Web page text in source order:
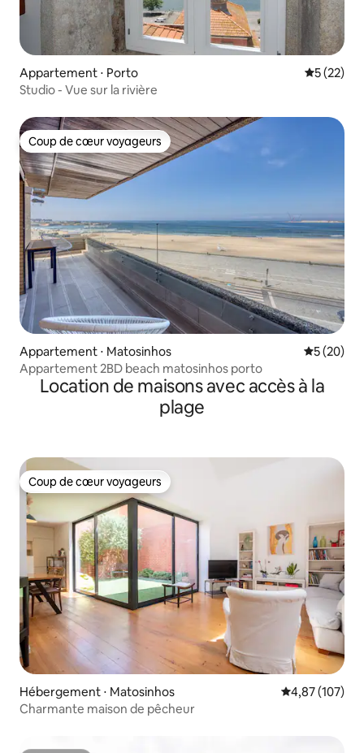
Appartement ⋅ Porto
5 (22)
Studio - Vue sur la rivière
Coup de cœur voyageurs
Coup de cœur voyageurs
Appartement ⋅ Matosinhos
5 (20)
Appartement 2BD beach matosinhos porto
Location de maisons avec accès à la
plage
Coup de cœur voyageurs
Coup de cœur voyageurs
Hébergement ⋅ Matosinhos Évaluation
4,87 (107)
Charmante maison de pêcheur